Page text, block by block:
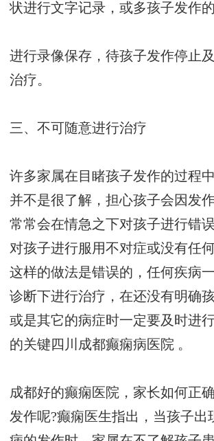
状进行文字记录，或多孩子发作
进行录像保存，待孩子发作停止
治疗。
三、不可随意进行治疗
许多家属在目睹孩子发作的过程
并不是很了解，担心孩子会因发
常常会在情急之下对孩子进行错
对孩子进行服用不对症或没有任
这样的做法是错误的，任何疾病
诊断下进行治疗，在还没有明确
或是其它的病症时一定要及时进
的关键四川成都癫痫病医院 。
成都好的癫痫医院，家长如何正
发作呢?癫痫医生指出，当孩子出